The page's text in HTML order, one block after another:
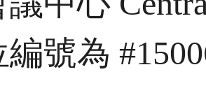
號為